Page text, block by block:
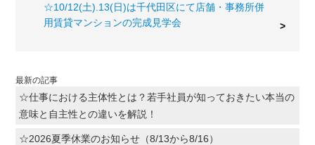
☆10/12(土).13(日)は千代田区にて店舗・事務所併
用賃貸マンションの完成見学会
最新の記事
☆仕事における主体性とは？若手社員が知っておきたい本当の
意味と自主性との違いを解説！
☆2026夏季休業のお知らせ（8/13から8/16）